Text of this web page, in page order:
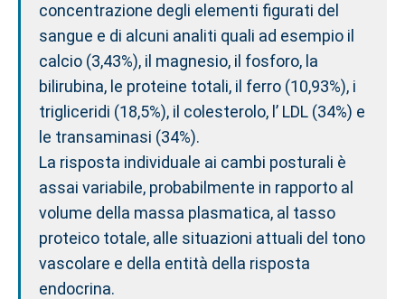
concentrazione degli elementi figurati del
sangue e di alcuni analiti quali ad esempio il
calcio (3,43%), il magnesio, il fosforo, la
bilirubina, le proteine totali, il ferro (10,93%), i
trigliceridi (18,5%), il colesterolo, l’ LDL (34%) e
le transaminasi (34%).
La risposta individuale ai cambi posturali è
assai variabile, probabilmente in rapporto al
volume della massa plasmatica, al tasso
proteico totale, alle situazioni attuali del tono
vascolare e della entità della risposta
endocrina.